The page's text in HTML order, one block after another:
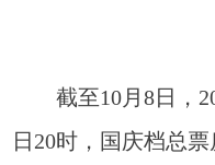
截至10月8日，
日20时，国庆档总